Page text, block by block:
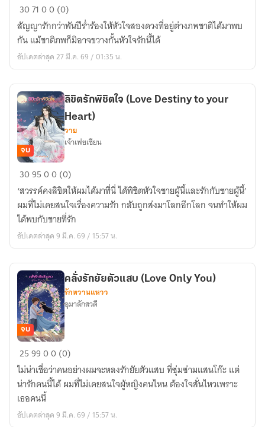
คำมั่น
สัญญา
รัก
(Love
Promise)
307100 (0)
สัญญารักกว่าพันปีร่ำร้องให้หัวใจสองดวงที่อยู่ต่างภพชาติได้มาพบ
กัน แม้ชาติภพก็มิอาจขวางกั้นหัวใจรักนี้ได้
อัปเดตล่าสุด 27 มี.ค. 69 / 01:35 น.
ลิขิต
พิชิต
ใจ
(Love
Destiny
your
Heart)
จบ
ลิขิตรักพิชิตใจ (Love Destiny to your
Heart)
วาย
เจ้าเฟยเซียน
309500 (0)
‘สวรรค์คงลิขิตให้ผมได้มาที่นี่ ได้พิชิตหัวใจชายผู้นี้และรักกับชายผู้นี้’
ผมที่ไม่เคยสนใจเรื่องความรัก กลับถูกส่งมาโลกอีกโลก จนทำให้ผม
ได้พบกับชายที่รัก
อัปเดตล่าสุด 9 มี.ค. 69 / 15:57 น.
คลั่ง
รัก
ยัย
ตัว
แสบ
(Love
จบ
คลั่งรักยัยตัวแสบ (Love Only You)
รักหวานแหวว
อุมาลักสวดี
259900 (0)
ไม่น่าเชื่อว่าคนอย่างผมจะหลงรักยัยตัวแสบ ที่ซุ่มซ่ามแสนโก๊ะ แต่
น่ารักคนนี้ได้ ผมที่ไม่เคยสนใจผู้หญิงคนไหน ต้องใจสั่นไหวเพราะ
เธอคนนี้
อัปเดตล่าสุด 9 มี.ค. 69 / 15:57 น.